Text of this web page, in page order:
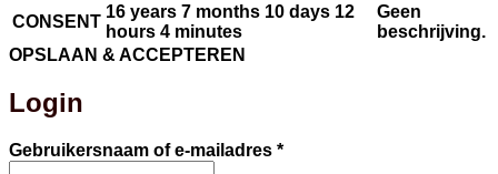
CONSENT
16 years 7 months 10 days 12
hours 4 minutes
Geen
beschrijving.
OPSLAAN & ACCEPTEREN
Login
Gebruikersnaam of e-mailadres *Vereist